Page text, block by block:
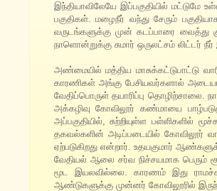
இந்தியாவிலேயே இப்பகுதியில்
பகுதிகள். மழைநீர் வந்து சேரும்
வருடங்களுக்கு முன் கடப்பாரை வைத்து
நாளொன்றுக்கு சுமார் ஒருலட்சம் லிட்டர்
அண்மையில் மத்திய மாசுக்கட்டுபாட்டு
காரணிகள் அங்கு பேசியவர்களால்
வேதிப்பொருள் தயாரிப்பு தொழிற்சாலை.
அக்கழிவு கோவிலூர் கண்மாயை
அப்பகுதியில், சுற்றியுள்ள பள்ளிகளில்
தகவல்களின் அடிப்படையில் கோவிலூர்
ஏற்படுகிறது என்றார். உதயகுமார்
வேதியல் ஆலை சர்வ நிச்சயமாக பெரும்
மூட இயலவில்லை. காரணம் இது
ஆண்டுகளுக்கு முன்னர் கோவிலூரில்